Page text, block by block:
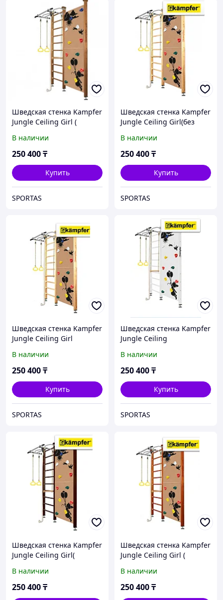
Шведская стенка Kampfer
Jungle Ceiling Girl (
В наличии
250 400₸
Купить
SPORTAS
Шведская стенка Kampfer
Jungle Ceiling Girl(без
В наличии
250 400₸
Купить
SPORTAS
Шведская стенка Kampfer
Jungle Ceiling Girl
В наличии
250 400₸
Купить
SPORTAS
Шведская стенка Kampfer
Jungle Ceiling
В наличии
250 400₸
Купить
SPORTAS
Шведская стенка Kampfer
Jungle Ceiling Girl(
В наличии
250 400₸
Шведская стенка Kampfer
Jungle Ceiling Girl (
В наличии
250 400₸